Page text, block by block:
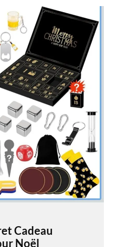
Cadeau
Noël